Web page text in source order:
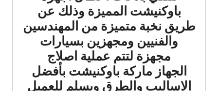
باوكنيشت المميزة وذلك عن
طريق نخبة متميزة من المهندسين
والفنيين ومجهزين بسيارات
مجهزة لتتم عملية اصلاج
الجهاز ماركة باوكنيشت بأفضل
الاساليب والطرق ويسلم للعميل